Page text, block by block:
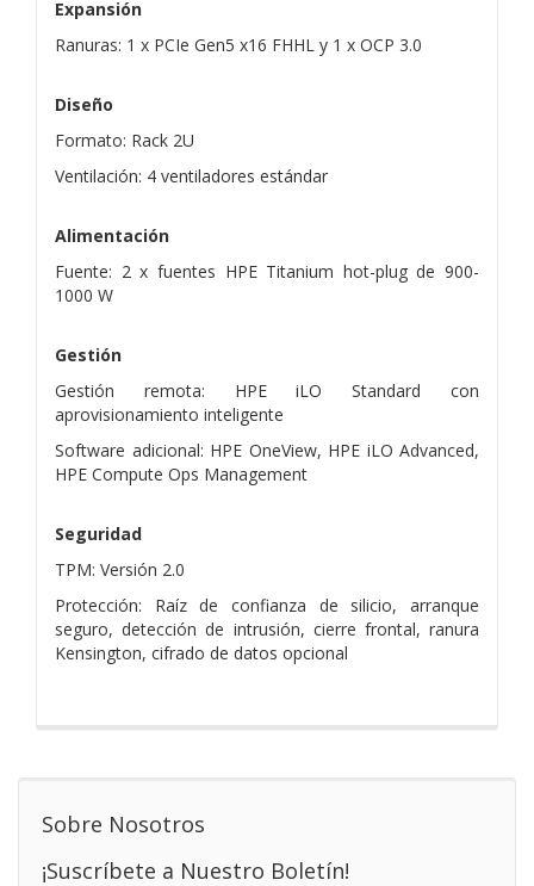
Expansión
Ranuras: 1 x PCIe Gen5 x16 FHHL y 1 x OCP 3.0
Diseño
Formato: Rack 2U
Ventilación: 4 ventiladores estándar
Alimentación
Fuente: 2 x fuentes HPE Titanium hot-plug de 900-
1000 W
Gestión
Gestión remota: HPE iLO Standard con
aprovisionamiento inteligente
Software adicional: HPE OneView, HPE iLO Advanced,
HPE Compute Ops Management
Seguridad
TPM: Versión 2.0
Protección: Raíz de confianza de silicio, arranque
seguro, detección de intrusión, cierre frontal, ranura
Kensington, cifrado de datos opcional
Sobre Nosotros
¡Suscríbete a Nuestro Boletín!